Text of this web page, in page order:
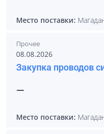
Место поставки:
Прочее
08.08.2026
Закупка проводов
—
Место поставки: